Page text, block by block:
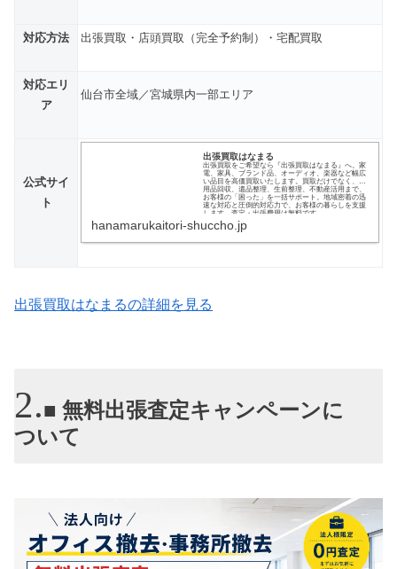
対応方法 出張買取・店頭買取（完全予約制）・宅配買取
対応エリ
ア
仙台市全域／宮城県内一部エリア
公式サイ
ト
出張買取はなまる
出張買取をご希望なら『出張買取はなまる』へ。家
電、家具、ブランド品、オーディオ、楽器など幅広
い品目を高価買取いたします。買取だけでなく、不
用品回収、遺品整理、生前整理、不動産活用まで、
お客様の「困った」を一括サポート。地域密着の迅
速な対応と圧倒的対応力で、お客様の暮らしを支援
します。査定・出張費用は無料です。
hanamarukaitori-shuccho.jp
出張買取はなまるの詳細を見る
■ 無料出張査定キャンペーンに
ついて